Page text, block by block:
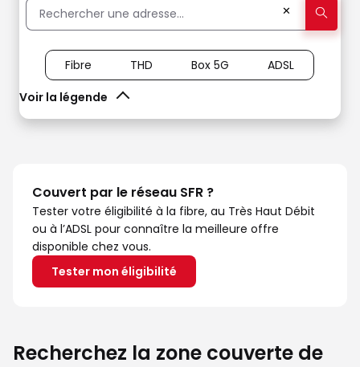
✕
Voir la légende
Fibre THD Box 5G ADSL
Couvert par le réseau SFR ?
Tester votre éligibilité à la fibre, au Très Haut Débit
ou à l’ADSL pour connaître la meilleure offre
disponible chez vous.
Tester mon éligibilité
Recherchez la zone couverte de